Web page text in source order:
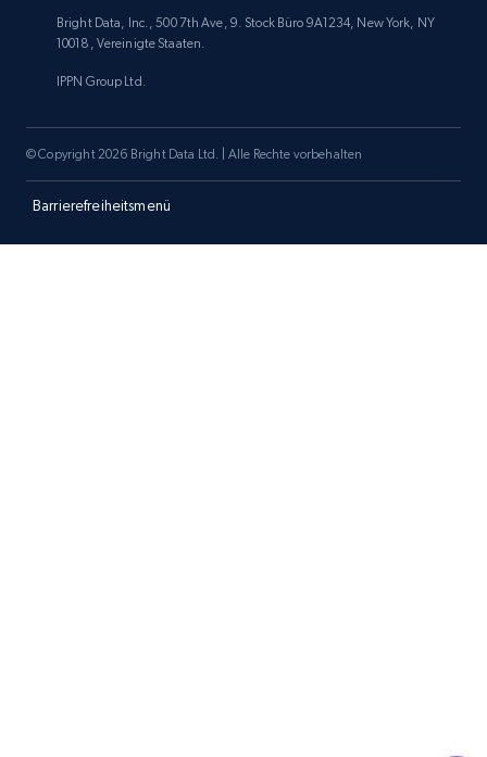
Target
Rating, Reviews count, Initial price, Discount,
and more.
Bright Data, Inc., 500 7th Ave, 9. Stock Büro 9A1234, New York, NY
10018, Vereinigte Staaten.
IPPN Group Ltd.
Barrierefreiheitsmenü
© Copyright 2026 Bright Data Ltd. | Alle Rechte vorbehalten